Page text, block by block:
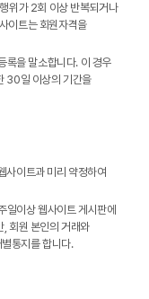
위가 2회 이상 반복되거나
이트는 회원자격을
록을 말소합니다. 이 경우
30일 이상의 기간을
사이트과 미리 약정하여
일이상 웹사이트 게시판에
, 회원 본인의 거래와
통지를 합니다.